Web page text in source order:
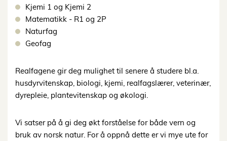
Kjemi 1 og Kjemi 2
Matematikk - R1 og 2P
Naturfag
Geofag
Realfagene gir deg mulighet til senere å studere bl.a.
husdyrvitenskap, biologi, kjemi, realfagslærer, veterinær,
dyrepleie, plantevitenskap og økologi.
Vi satser på å gi deg økt forståelse for både vern og
bruk av norsk natur. For å oppnå dette er vi mye ute for